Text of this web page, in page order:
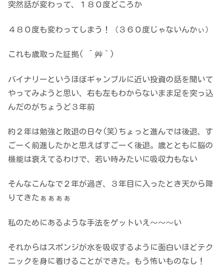
突然話が変わって、１８０度どころか
４８０度も変わってしまう！（３６０度じゃないんかぃ）
これも歳取った証拠( ´艸｀)
バイナリーというほぼギャンブルに近い投資の話を聞いて
やってみようと思い、右も左もわからないまま足を突っ込
んだのがちょうど３年前
約２年は勉強と敗退の日々(笑)ちょっと進んでは後退、す
ごーく前進したかと思えばすごーく後退。歳とともに脳の
機能は衰えてるわけで、若い時みたいに吸収力もない
そんなこんなで２年が過ぎ、３年目に入ったとき天から降
りてきたぁぁぁぁ
私のためにあるような手法をゲットいえ～～～い
それからはスポンジが水を吸収するように面白いほどテク
ニックを身に着けることができた。もう怖いものなし！